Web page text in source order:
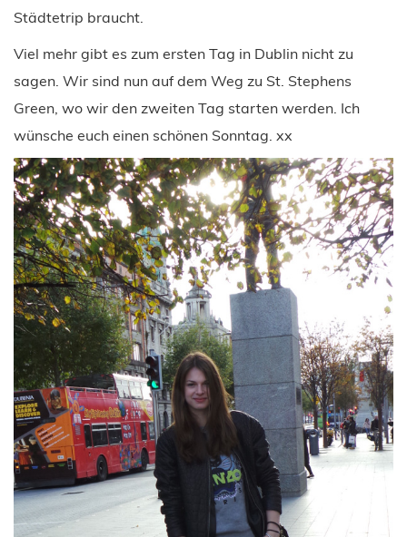
Städtetrip braucht.
Viel mehr gibt es zum ersten Tag in Dublin nicht zu
sagen. Wir sind nun auf dem Weg zu St. Stephens
Green, wo wir den zweiten Tag starten werden. Ich
wünsche euch einen schönen Sonntag. xx